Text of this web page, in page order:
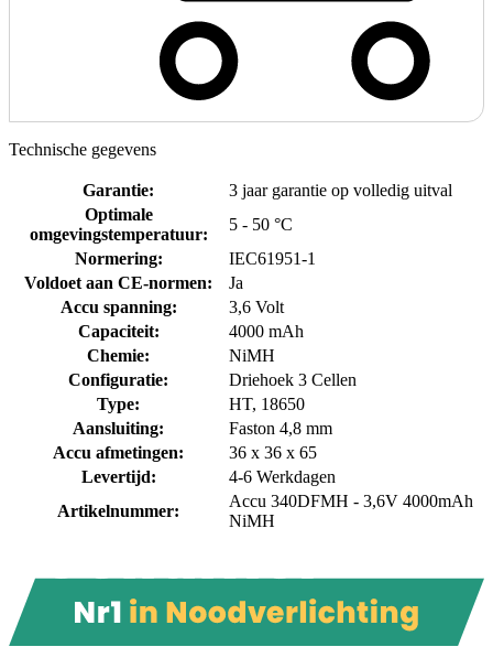
Technische gegevens
Garantie:
3 jaar garantie op volledig uitval
Optimale
omgevingstemperatuur:
5 - 50 °C
Normering:
IEC61951-1
Voldoet aan CE-normen:
Ja
Accu spanning:
3,6 Volt
Capaciteit:
4000 mAh
Chemie:
NiMH
Configuratie:
Driehoek 3 Cellen
Type:
HT, 18650
Aansluiting:
Faston 4,8 mm
Accu afmetingen:
36 x 36 x 65
Levertijd:
4-6 Werkdagen
Artikelnummer:
Accu 340DFMH - 3,6V 4000mAh
NiMH